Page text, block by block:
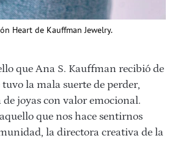
Heart de Kauffman Jewelry.
que Ana S. Kauffman recibió de
la mala suerte de perder,
joyas con valor emocional.
que nos hace sentirnos
la directora creativa de la